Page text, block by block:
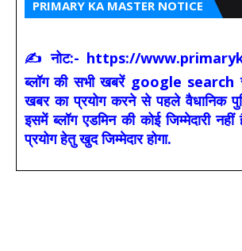
PRIMARY KA MASTER NOTICE
✍ नोट:- https://
ब्लॉग की सभी खबरें google search
खबर का प्रयोग करने से पहले वैधानिक
इसमें ब्लॉग एडमिन की कोई जिम्मेदारी
प्रयोग हेतु खुद जिम्मेदार होगा.